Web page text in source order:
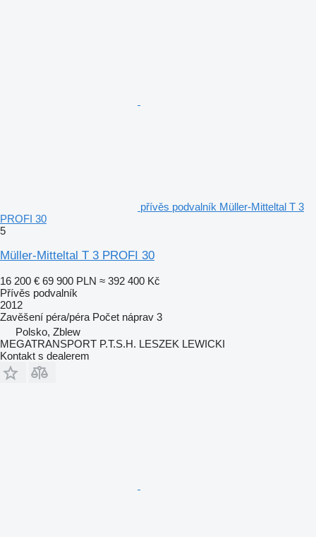
přívěs podvalník Müller-Mitteltal T 3
PROFI 30
5
Müller-Mitteltal T 3 PROFI 30
16 200 € 69 900 PLN ≈ 392 400 Kč
Přívěs podvalník
2012
Zavěšení péra/péra Počet náprav 3
Polsko, Zblew
MEGATRANSPORT P.T.S.H. LESZEK LEWICKI
Kontakt s dealerem